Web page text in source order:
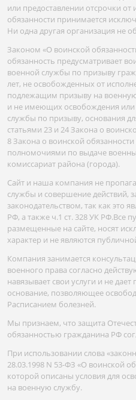
или предоставлении отсрочки от
обязанности принимается
Ни одна другая организация не
Законом «О воинской
обязанность предусматривает
военной службы по призыву
лет, не освобожденных от
подлежащим призыву на
и не имеющих освобождения или
службы по призыву, основания
статьями 23 и 24 Закона о
8 Закона о воинской
полномочиями по выдаче
комиссариат района (города).
Сайт и наша компания не
службы и совершение
законодательством, так как это
РФ, а также ч.1 ст. 328 УК РФ.Все
размещенные на сайте, носят
характер и не являются
Компания занимается
военного права согласно
навязывает свои услуги и не
основание, позволяющее
Расписанием болезней.
Мы признаем, что защита
обязанностью гражданина РФ
При использовании слова
28.03.1998 N 53-ФЗ «О воинской
которой описаны условия для
на военную службу.